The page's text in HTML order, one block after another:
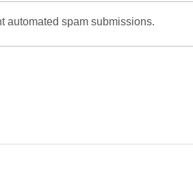
automated spam submissions.